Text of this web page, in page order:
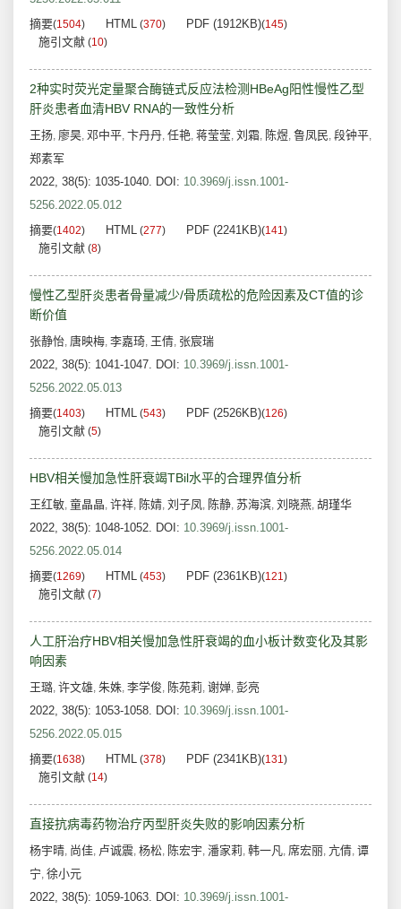
摘要(1504) HTML (370) PDF (1912KB)(145)
施引文献 (10)
2种实时荧光定量聚合酶链式反应法检测HBeAg阳性慢性乙型
肝炎患者血清HBV RNA的一致性分析
王扬, 廖昊, 邓中平, 卞丹丹, 任艳, 蒋莹莹, 刘霜, 陈煜, 鲁凤民, 段钟平,
郑素军
2022, 38(5): 1035-1040. DOI: 10.3969/j.issn.1001-
5256.2022.05.012
摘要(1402) HTML (277) PDF (2241KB)(141)
施引文献 (8)
慢性乙型肝炎患者骨量减少/骨质疏松的危险因素及CT值的诊
断价值
张静怡, 唐映梅, 李嘉琦, 王倩, 张宸瑞
2022, 38(5): 1041-1047. DOI: 10.3969/j.issn.1001-
5256.2022.05.013
摘要(1403) HTML (543) PDF (2526KB)(126)
施引文献 (5)
HBV相关慢加急性肝衰竭TBil水平的合理界值分析
王红敏, 童晶晶, 许祥, 陈婧, 刘子凤, 陈静, 苏海滨, 刘晓燕, 胡瑾华
2022, 38(5): 1048-1052. DOI: 10.3969/j.issn.1001-
5256.2022.05.014
摘要(1269) HTML (453) PDF (2361KB)(121)
施引文献 (7)
人工肝治疗HBV相关慢加急性肝衰竭的血小板计数变化及其影
响因素
王璐, 许文雄, 朱姝, 李学俊, 陈苑莉, 谢婵, 彭亮
2022, 38(5): 1053-1058. DOI: 10.3969/j.issn.1001-
5256.2022.05.015
摘要(1638) HTML (378) PDF (2341KB)(131)
施引文献 (14)
直接抗病毒药物治疗丙型肝炎失败的影响因素分析
杨宇晴, 尚佳, 卢诚震, 杨松, 陈宏宇, 潘家莉, 韩一凡, 席宏丽, 亢倩, 谭
宁, 徐小元
2022, 38(5): 1059-1063. DOI: 10.3969/j.issn.1001-